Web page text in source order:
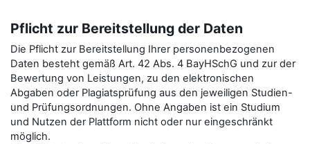
Pflicht zur Bereitstellung der Daten
Die Pflicht zur Bereitstellung Ihrer personenbezogenen
Daten besteht gemäß Art. 42 Abs. 4 BayHSchG und zur der
Bewertung von Leistungen, zu den elektronischen
Abgaben oder Plagiatsprüfung aus den jeweiligen Studien-
und Prüfungsordnungen. Ohne Angaben ist ein Studium
und Nutzen der Plattform nicht oder nur eingeschränkt
möglich.